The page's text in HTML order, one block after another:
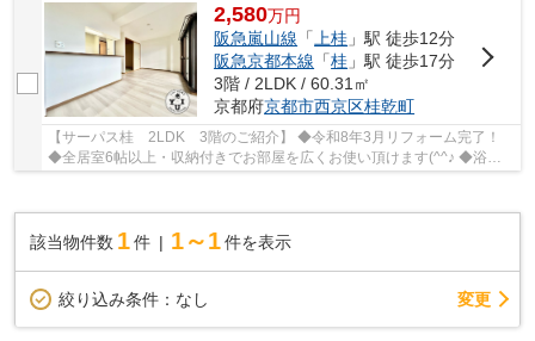
2,580万円
阪急嵐山線 「 上桂 」駅 徒歩12分
阪急京都本線 「桂 」駅 徒歩17分
3階 / 2LDK / 60.31㎡
京都府京都市西京区桂乾町
【サーパス桂 2LDK 3階のご紹介】 ◆令和8年3月リフォーム完了！
◆全居室6帖以上・収納付きでお部屋を広くお使い頂けます(^^♪ ◆浴室
乾燥機・食器洗浄乾燥機など嬉しい設備が充実 ◆会...
該当物件数 1件 1～1 件を表示
絞り込み条件： なし 変更